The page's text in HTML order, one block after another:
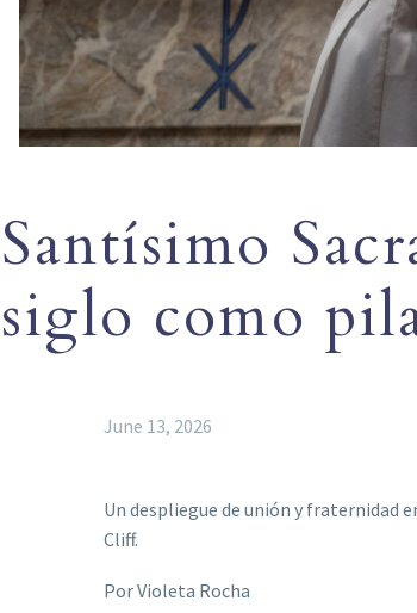
Santísimo
siglo como
June 13, 2026
Un despliegue de unión y fraternidad
Cliff.
Por Violeta Rocha